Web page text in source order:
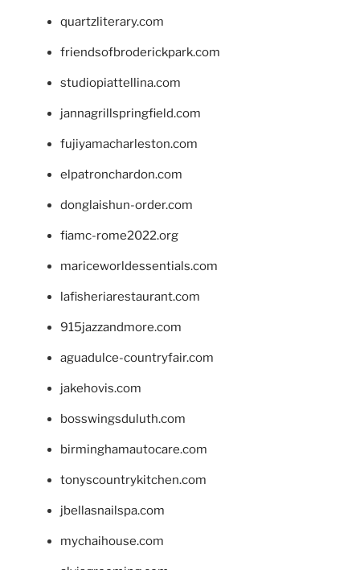
quartzliterary.com
friendsofbroderickpark.com
studiopiattellina.com
jannagrillspringfield.com
fujiyamacharleston.com
elpatronchardon.com
donglaishun-order.com
fiamc-rome2022.org
mariceworldessentials.com
lafisheriarestaurant.com
915jazzandmore.com
aguadulce-countryfair.com
jakehovis.com
bosswingsduluth.com
birminghamautocare.com
tonyscountrykitchen.com
jbellasnailspa.com
mychaihouse.com